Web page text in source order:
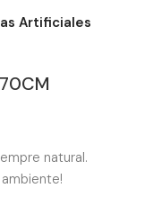
Artificiales
natural.